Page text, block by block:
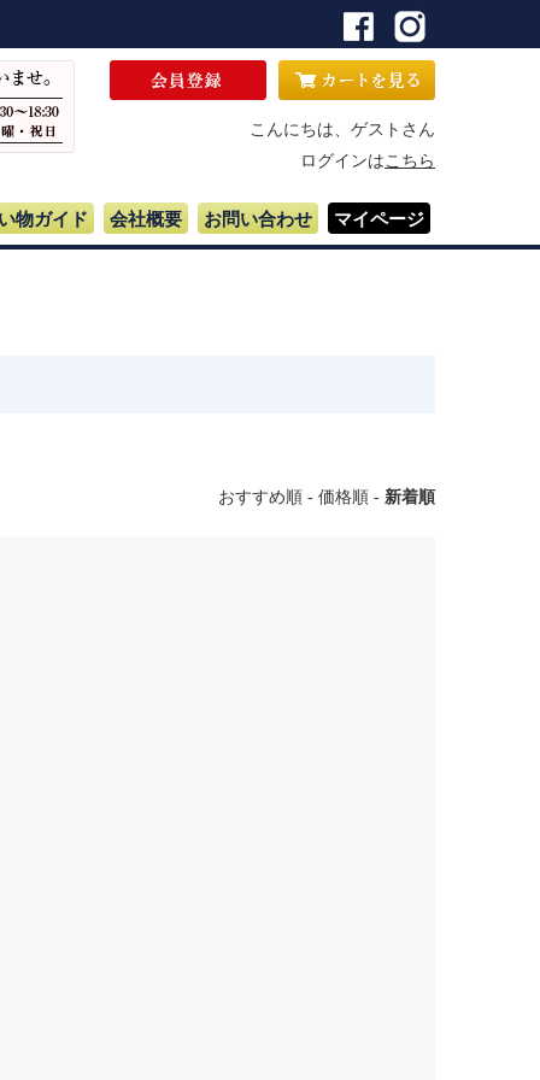
こんにちは、ゲストさん
ログインはこちら
物ガイド 会社概要 お問い合わせ マイページ
おすすめ順 - 価格順 - 新着順